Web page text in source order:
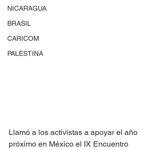
NICARAGUA
BRASIL
CARICOM
PALESTINA
Llamó a los activistas a apoyar el año
próximo en México el IX Encuentro